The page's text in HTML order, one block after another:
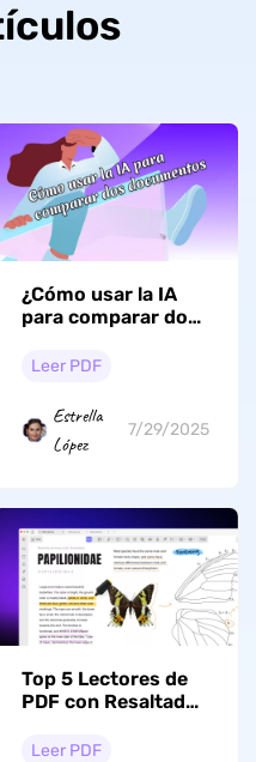
¿Cómo usar la IA
para comparar dos
(Guías detalladas
Leer PDF
Estrella
López
7/29/2025
Top 5 Lectores de
PDF con Resaltador
Leer PDF